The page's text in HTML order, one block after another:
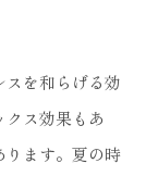
を和らげる効
ス効果もあ
ります。夏の時